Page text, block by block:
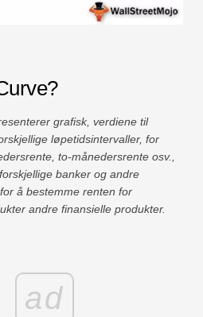
grafisk, verdiene til
løpetidsintervaller, for
to-månedersrente osv.,
banker og andre
å bestemme renten for
andre finansielle produkter.
ad